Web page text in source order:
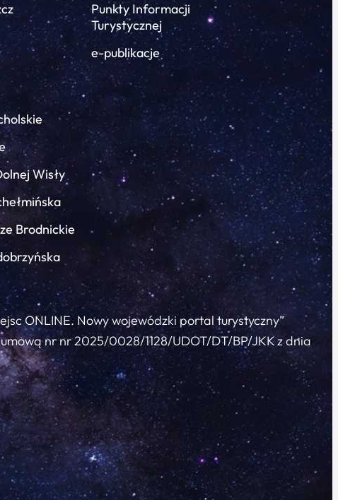
Wisły
Brodnickie
Punkty Informacji
Turystycznej
e-publikacje
ONLINE. Nowy wojewódzki portal turystyczny”
nr nr 2025/0028/1128/UDOT/DT/BP/JKK z dnia